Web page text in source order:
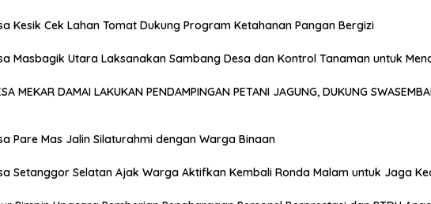
Kesik Cek Lahan Tomat Dukung Program Ketahanan Pangan Bergizi
Masbagik Utara Laksanakan Sambang Desa dan Kontrol Tanaman untuk
MEKAR DAMAI LAKUKAN PENDAMPINGAN PETANI JAGUNG, DUKUNG
Pare Mas Jalin Silaturahmi dengan Warga Binaan
Setanggor Selatan Ajak Warga Aktifkan Kembali Ronda Malam untuk Jaga